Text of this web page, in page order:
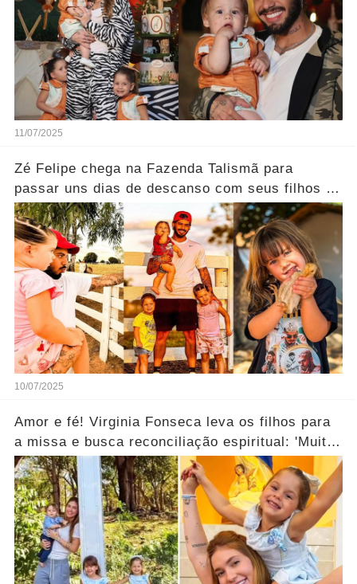
11/07/2025
Zé Felipe chega na Fazenda Talismã para
passar uns dias de descanso com seus filhos e
seus pais.... Ver mais
10/07/2025
Amor e fé! Virginia Fonseca leva os filhos para
a missa e busca reconciliação espiritual: 'Muito
abençoado'.... Ver mais